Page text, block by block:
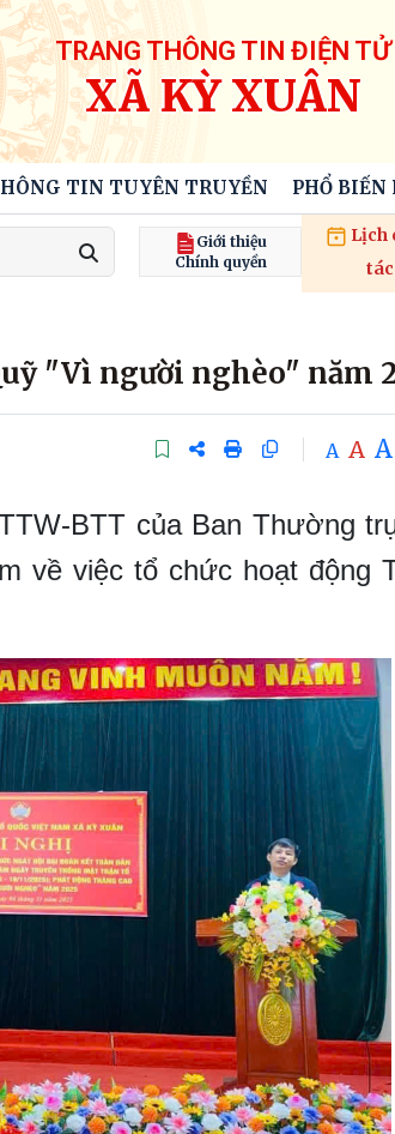
TRANG THÔNG TIN ĐIỆN TỬ
XÃ KỲ XUÂN
TIN TUYÊN TRUYỀN PHỔ BIẾN
Giới thiệu
Chính quyền
Lịch
tác
"Vì người nghèo" năm
A A A
BTT của Ban Thường
về việc tổ chức hoạt động